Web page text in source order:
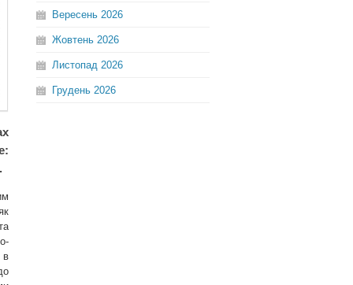
в
Вересень 2026
Жовтень 2026
Листопад 2026
Грудень 2026